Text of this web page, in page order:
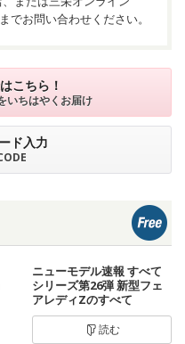
でお問い合わせください。
こちら！
いちはやくお届け
ド入力
ニューモデル速報 すべて
シリーズ第26弾 新型フェ
アレディZのすべて
読む